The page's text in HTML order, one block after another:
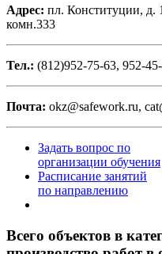
Адрес: пл. Конституции, д.
комн.333
Тел.: (812)952-75-63, 952-
Почта: okz@safework.ru,
Задать вопрос по
организации обучения
Расписание занятий
по направлению
Всего объектов в